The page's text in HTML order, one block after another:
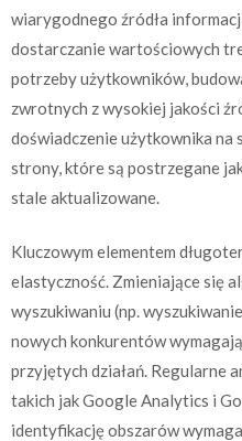
wiarygodnego źródła
dostarczanie wartościowych
potrzeby użytkowników,
zwrotnych z wysokiej jakości
doświadczenie użytkownika
strony, które są postrzegane
stale aktualizowane.
Kluczowym elementem
elastyczność. Zmieniające się
wyszukiwaniu (np.
nowych konkurentów
przyjętych działań. Regularne
takich jak Google Analytics i
identyfikację obszarów